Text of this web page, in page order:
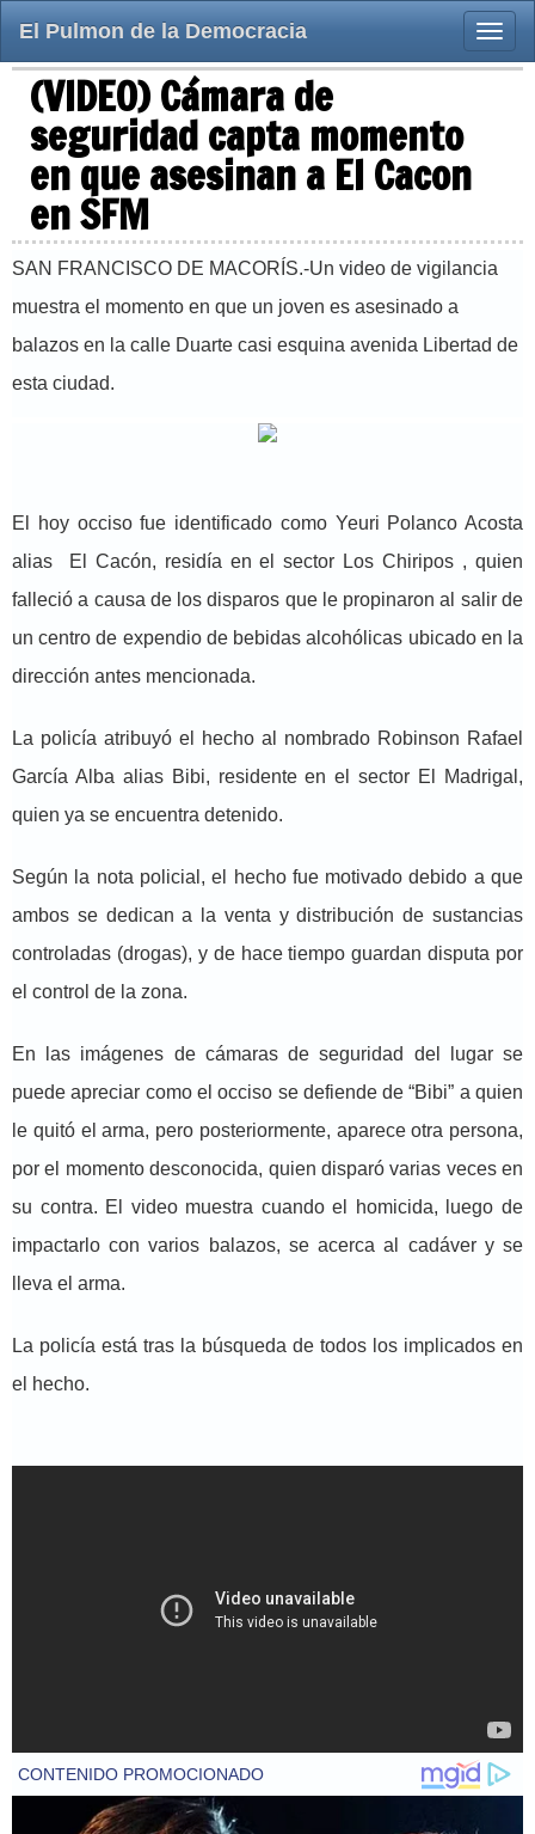
Toggle
El Pulmon de la Democracia
(VIDEO) Cámara de
seguridad capta momento
en que asesinan a El Cacon
en SFM
SAN FRANCISCO DE MACORÍS.-Un video de vigilancia
muestra el momento en que un joven es asesinado a
balazos en la calle Duarte casi esquina avenida Libertad de
esta ciudad.
El hoy occiso fue identificado como Yeuri Polanco Acosta
alias El Cacón, residía en el sector Los Chiripos , quien
falleció a causa de los disparos que le propinaron al salir de
un centro de expendio de bebidas alcohólicas ubicado en la
dirección antes mencionada.
La policía atribuyó el hecho al nombrado Robinson Rafael
García Alba alias Bibi, residente en el sector El Madrigal,
quien ya se encuentra detenido.
Según la nota policial, el hecho fue motivado debido a que
ambos se dedican a la venta y distribución de sustancias
controladas (drogas), y de hace tiempo guardan disputa por
el control de la zona.
En las imágenes de cámaras de seguridad del lugar se
puede apreciar como el occiso se defiende de “Bibi” a quien
le quitó el arma, pero posteriormente, aparece otra persona,
por el momento desconocida, quien disparó varias veces en
su contra. El video muestra cuando el homicida, luego de
impactarlo con varios balazos, se acerca al cadáver y se
lleva el arma.
La policía está tras la búsqueda de todos los implicados en
el hecho.